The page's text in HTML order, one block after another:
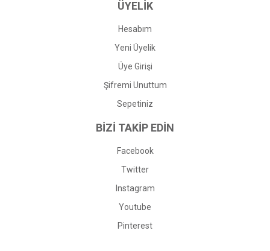
ÜYELİK
Hesabım
Yeni Üyelik
Üye Girişi
Şifremi Unuttum
Sepetiniz
BİZİ TAKİP EDİN
Facebook
Twitter
Instagram
Youtube
Pinterest